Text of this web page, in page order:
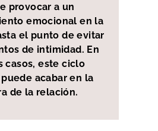
provocar a un
emocional en la
el punto de evitar
de intimidad. En
casos, este ciclo
acabar en la
de la relación.